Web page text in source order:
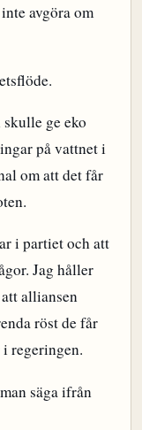
avgöra om
ge eko
på vattnet i
om att det får
i partiet och att
Jag håller
alliansen
röst de får
regeringen.
säga ifrån